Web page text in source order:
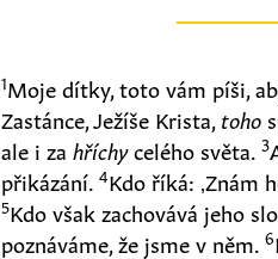
1Moje dítky, toto vám píši,
Zastánce, Ježíše Krista, toho
ale i za hříchycelého světa.3
přikázání.4Kdo říká: ‚Znám
5Kdo však zachovává jeho
poznáváme, že jsme v něm.6